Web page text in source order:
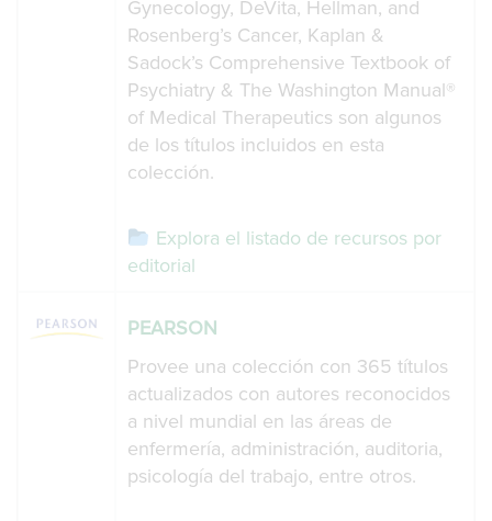
Gynecology, DeVita, Hellman, and
Rosenberg’s Cancer, Kaplan &
Sadock’s Comprehensive Textbook of
Psychiatry & The Washington Manual®
of Medical Therapeutics son algunos
de los títulos incluidos en esta
colección.
Explora el listado de recursos por
editorial
PEARSON
Provee una colección con 365 títulos
actualizados con autores reconocidos
a nivel mundial en las áreas de
enfermería, administración, auditoria,
psicología del trabajo, entre otros.